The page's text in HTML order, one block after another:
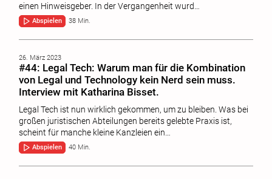
einen Hinweisgeber. In der Vergangenheit wurd…
Abspielen 38 Min.
26. März 2023
#44: Legal Tech: Warum man für die Kombination
von Legal und Technology kein Nerd sein muss.
Interview mit Katharina Bisset.
Legal Tech ist nun wirklich gekommen, um zu bleiben. Was bei
großen juristischen Abteilungen bereits gelebte Praxis ist,
scheint für manche kleine Kanzleien ein…
Abspielen 40 Min.